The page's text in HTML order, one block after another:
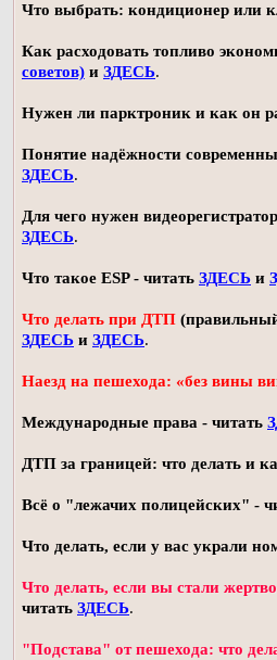
Что выбрать: кондиционер или
Как расходовать топливо
советов) и ЗДЕСЬ.
Нужен ли парктроник и как он
Понятие надёжности
ЗДЕСЬ.
Для чего нужен
ЗДЕСЬ.
Что такое ESP - читать ЗДЕСЬ и
Что делать при ДТП
ЗДЕСЬ и ЗДЕСЬ.
Наезд на пешехода: «без вины
Международные права - читать
ДТП за границей: что делать и
Всё о "лежачих полицейских" -
Что делать, если у вас украли
Что делать, если вы стали
читать ЗДЕСЬ.
"Подстава" от пешехода: что